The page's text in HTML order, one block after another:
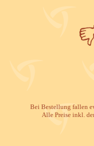
Bei Bestellung fallen
Alle Preise inkl.